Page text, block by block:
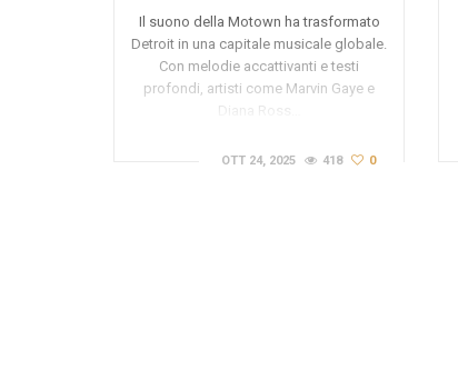
mondo
Il suono della Motown ha trasformato
Detroit in una capitale musicale globale.
Con melodie accattivanti e testi
profondi, artisti come Marvin Gaye e
Diana Ross…
OTT 24, 2025 418 0